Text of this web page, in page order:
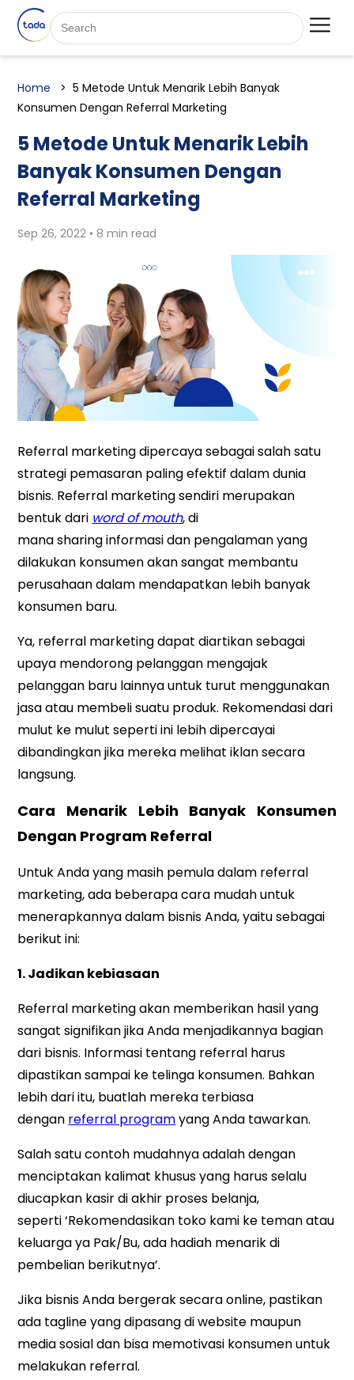
Home
5 Metode Untuk Menarik Lebih Banyak
Konsumen Dengan Referral Marketing
5 Metode Untuk Menarik Lebih
Banyak Konsumen Dengan
Referral Marketing
Sep 26, 2022 • 8 min read
Referral marketing dipercaya sebagai salah satu
strategi pemasaran paling efektif dalam dunia
bisnis. Referral marketing sendiri merupakan
bentuk dari word of mouth, di
mana sharing informasi dan pengalaman yang
dilakukan konsumen akan sangat membantu
perusahaan dalam mendapatkan lebih banyak
konsumen baru.
Ya, referral marketing dapat diartikan sebagai
upaya mendorong pelanggan mengajak
pelanggan baru lainnya untuk turut menggunakan
jasa atau membeli suatu produk. Rekomendasi dari
mulut ke mulut seperti ini lebih dipercayai
dibandingkan jika mereka melihat iklan secara
langsung.
Cara Menarik Lebih Banyak Konsumen
Dengan Program Referral
Untuk Anda yang masih pemula dalam referral
marketing, ada beberapa cara mudah untuk
menerapkannya dalam bisnis Anda, yaitu sebagai
berikut ini:
1. Jadikan kebiasaan
Referral marketing akan memberikan hasil yang
sangat signifikan jika Anda menjadikannya bagian
dari bisnis. Informasi tentang referral harus
dipastikan sampai ke telinga konsumen. Bahkan
lebih dari itu, buatlah mereka terbiasa
dengan referral programyang Anda tawarkan.
Salah satu contoh mudahnya adalah dengan
menciptakan kalimat khusus yang harus selalu
diucapkan kasir di akhir proses belanja,
seperti ‘Rekomendasikan toko kami ke teman atau
keluarga ya Pak/Bu, ada hadiah menarik di
pembelian berikutnya’.
Jika bisnis Anda bergerak secara online, pastikan
ada tagline yang dipasang di website maupun
media sosial dan bisa memotivasi konsumen untuk
melakukan referral.